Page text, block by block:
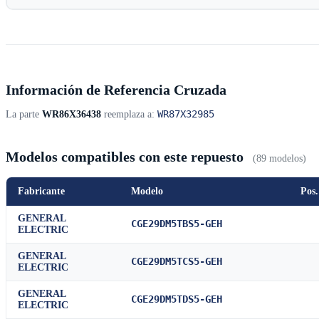
Información de Referencia Cruzada
La parte WR86X36438 reemplaza a: WR87X32985
Modelos compatibles con este repuesto (89 modelos)
Fabricante Modelo Pos.
GENERAL
ELECTRIC
CGE29DM5TBS5-GEH
GENERAL
ELECTRIC
CGE29DM5TCS5-GEH
GENERAL
ELECTRIC
CGE29DM5TDS5-GEH